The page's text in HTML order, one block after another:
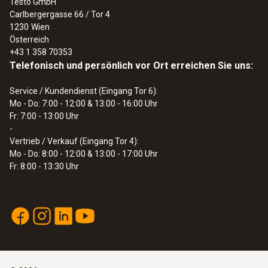
Carlbergergasse 66 / Tor 4
1230 Wien
Österreich
+43 1 358 70353
Telefonisch und persönlich vor Ort erreichen Sie uns:
Service / Kundendienst (Eingang Tor 6):
Mo - Do: 7:00 - 12:00 & 13:00 - 16:00 Uhr
Fr: 7:00 - 13:00 Uhr
-
Vertrieb / Verkauf (Eingang Tor 4):
Mo - Do: 8:00 - 12:00 & 13:00 - 17:00 Uhr
Fr: 8:00 - 13:30 Uhr